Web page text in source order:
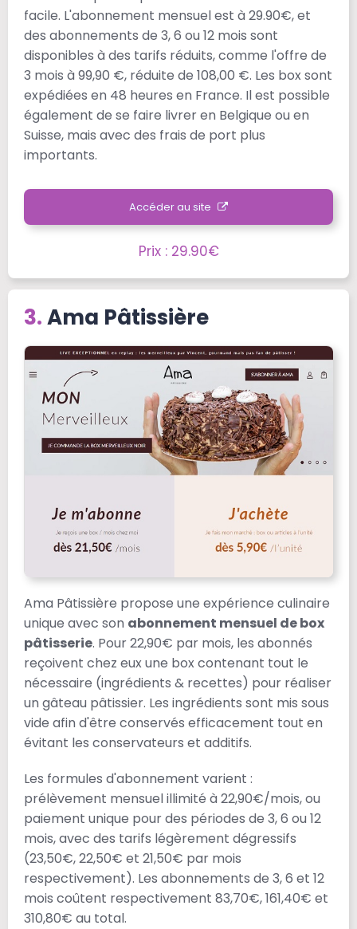
facile. L'abonnement mensuel est à 29.90€, et
des abonnements de 3, 6 ou 12 mois sont
disponibles à des tarifs réduits, comme l'offre de
3 mois à 99,90 €, réduite de 108,00 €. Les box sont
expédiées en 48 heures en France. Il est possible
également de se faire livrer en Belgique ou en
Suisse, mais avec des frais de port plus
importants.
Accéder au site
Prix : 29.90€
Ama Pâtissière
Ama Pâtissière propose une expérience culinaire
unique avec son abonnement mensuel de box
pâtisserie. Pour 22,90€ par mois, les abonnés
reçoivent chez eux une box contenant tout le
nécessaire (ingrédients & recettes) pour réaliser
un gâteau pâtissier. Les ingrédients sont mis sous
vide afin d'être conservés efficacement tout en
évitant les conservateurs et additifs.
Les formules d'abonnement varient :
prélèvement mensuel illimité à 22,90€/mois, ou
paiement unique pour des périodes de 3, 6 ou 12
mois, avec des tarifs légèrement dégressifs
(23,50€, 22,50€ et 21,50€ par mois
respectivement). Les abonnements de 3, 6 et 12
mois coûtent respectivement 83,70€, 161,40€ et
310,80€ au total.